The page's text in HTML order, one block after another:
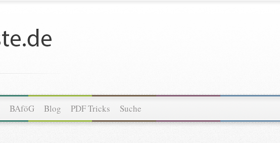
BAföG Blog PDF Tricks Suche